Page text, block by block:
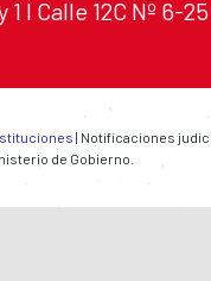
I Calle 12C Nº 6-
| Notificaciones
de Gobierno.